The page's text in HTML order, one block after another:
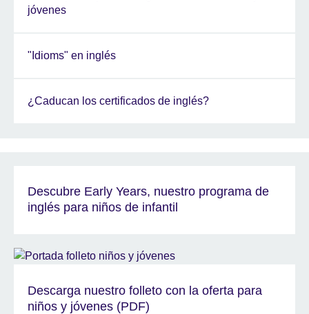
jóvenes
"Idioms" en inglés
¿Caducan los certificados de inglés?
Descubre Early Years, nuestro programa de
inglés para niños de infantil
Descarga nuestro folleto con la oferta para
niños y jóvenes (PDF)